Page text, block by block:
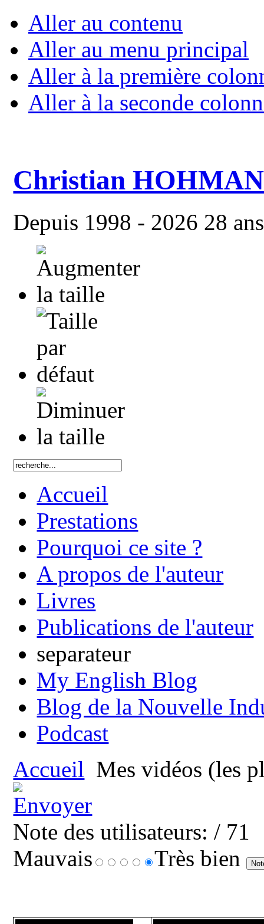
Aller au contenu
Aller au menu principal
Aller à la première
Aller à la seconde
Christian
Depuis 1998 - 2026 28
Accueil
Prestations
Pourquoi ce site ?
A propos de l'auteur
Livres
Publications de l'auteur
separateur
My English Blog
Blog de la Nouvelle
Podcast
Accueil Mes vidéos (les
Note des utilisateurs: / 71
Mauvais
Très bien